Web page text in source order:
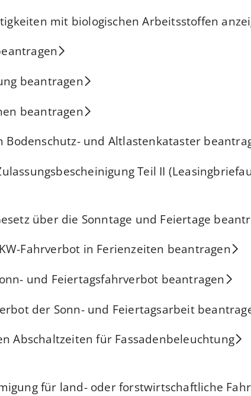
mit biologischen Arbeitsstoffen
beantragen
beantragen
Bodenschutz- und Altlastenkataster
Teil II
über die Sonntage und Feiertage
Fahrverbot in Ferienzeiten beantragen
und Feiertagsfahrverbot beantragen
der Sonn- und Feiertagsarbeit
Abschaltzeiten für Fassadenbeleuchtung
für land- oder forstwirtschaftliche